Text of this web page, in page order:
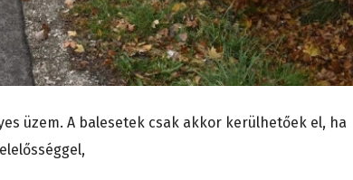
üzem. A balesetek csak akkor kerülhetőek el, ha